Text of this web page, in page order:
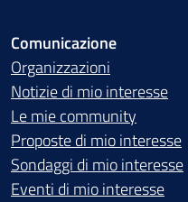
Comunicazione
Organizzazioni
Notizie di mio interesse
Le mie community
Proposte di mio interesse
Sondaggi di mio interesse
Eventi di mio interesse